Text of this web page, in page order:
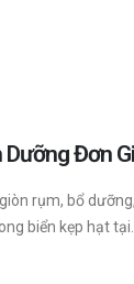
Dưỡng Đơn
rụm, bổ
biển kẹp hạt tại...